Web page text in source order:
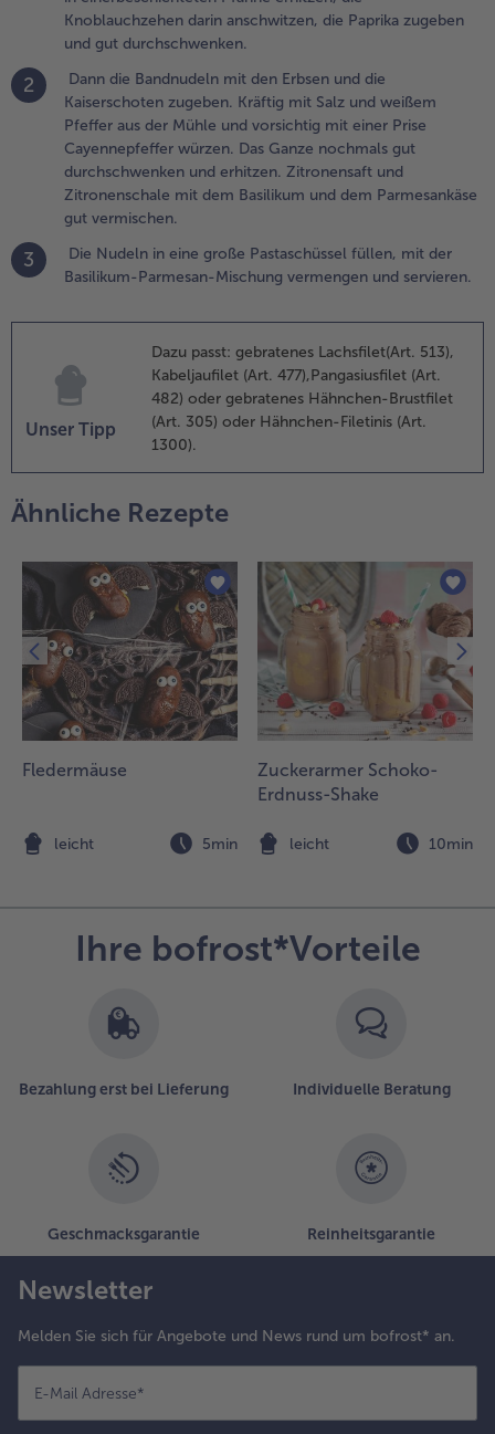
große
Knoblauchzehen darin anschwitzen, die Paprika zugeben
und gut durchschwenken.
2
Dann die Bandnudeln mit den Erbsen und die
Kaiserschoten zugeben. Kräftig mit Salz und weißem
Pfeffer aus der Mühle und vorsichtig mit einer Prise
Cayennepfeffer würzen. Das Ganze nochmals gut
durchschwenken und erhitzen. Zitronensaft und
Zitronenschale mit dem Basilikum und dem Parmesankäse
gut vermischen.
3
Die Nudeln in eine große Pastaschüssel füllen, mit der
Basilikum-Parmesan-Mischung vermengen und servieren.
Unser Tipp
Dazu passt: gebratenes Lachsfilet(Art. 513),
Kabeljaufilet (Art. 477),Pangasiusfilet (Art.
482) oder gebratenes Hähnchen-Brustfilet
(Art. 305) oder Hähnchen-Filetinis (Art.
1300).
Ähnliche Rezepte
Fledermäuse
leicht 5min
Zuckerarmer Schoko-
Erdnuss-Shake
leicht 10min
Ihre bofrost*Vorteile
Bezahlung erst bei Lieferung Individuelle Beratung
Geschmacksgarantie Reinheitsgarantie
Newsletter
Melden Sie sich für Angebote und News rund um bofrost* an.
E-Mail Adresse*